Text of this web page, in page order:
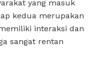
yang masuk
kedua merupakan
interaksi dan
sangat rentan